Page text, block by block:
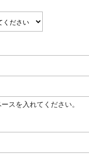
スを入れてください。